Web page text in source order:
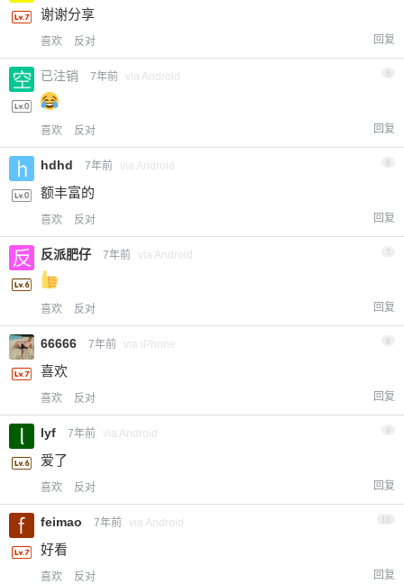
谢谢分享
喜欢 反对 回复
已注销 7年前 via Android 5
喜欢 反对 回复
hdhd 7年前 via Android
额丰富的
喜欢 反对 回复
反派肥仔 7年前 via Android 7
喜欢 反对 回复
66666 7年前 via iPhone
喜欢
喜欢 反对 回复
lyf 7年前 via Android 9
爱了
喜欢 反对 回复
feimao 7年前 via Android
好看
喜欢 反对 回复